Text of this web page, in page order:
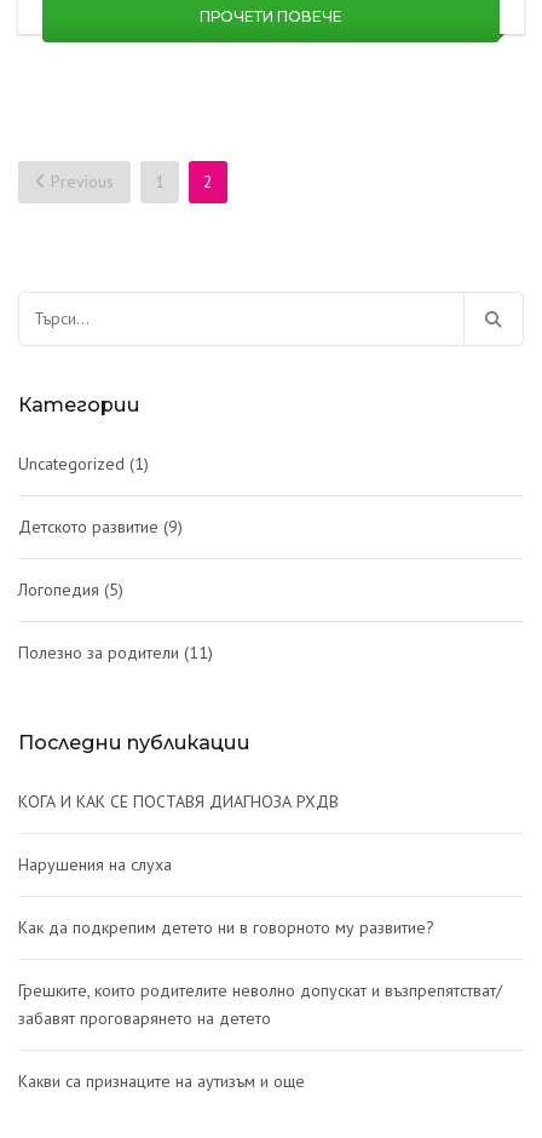
ПРОЧЕТИ ПОВЕЧЕ
Навигация
Previous 1 2
за:
Категории
Uncategorized (1)
Детското развитие (9)
Логопедия (5)
Полезно за родители (11)
Последни публикации
КОГА И КАК СЕ ПОСТАВЯ ДИАГНОЗА РХДВ
Нарушения на слуха
Как да подкрепим детето ни в говорното му развитие?
Грешките, които родителите неволно допускат и възпрепятстват/
забавят проговарянето на детето
Какви са признаците на аутизъм и още